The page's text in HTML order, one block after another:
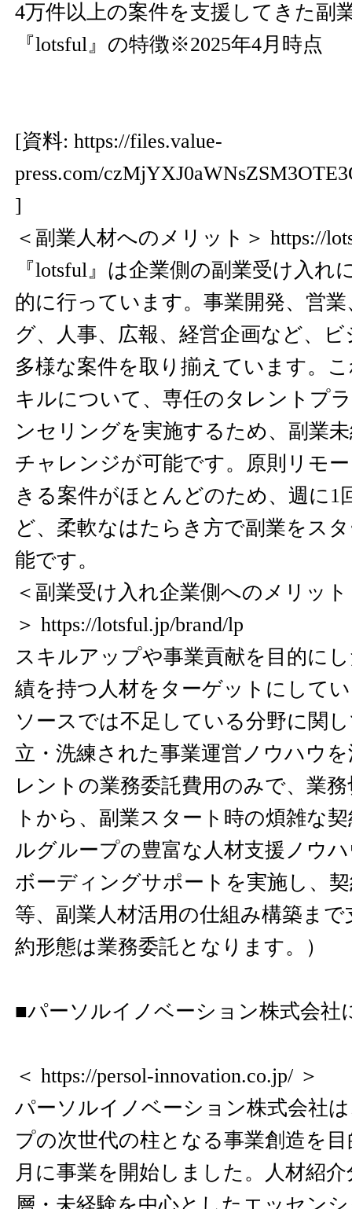
4万件以上の案件を支援してきた副
『lotsful』の特徴※2025年4月時点
[資料: https://files.value-
press.com/
]
＜副業人材へのメリット＞ https://
『lotsful』は企業側の副業受け入れ
的に行っています。事業開発、営
グ、人事、広報、経営企画など、
多様な案件を取り揃えています。
キルについて、専任のタレントプ
ンセリングを実施するため、副業
チャレンジが可能です。原則リモ
きる案件がほとんどのため、週に1
ど、柔軟なはたらき方で副業をス
能です。
＜副業受け入れ企業側へのメリット
＞ https://lotsful.jp/brand/lp
スキルアップや事業貢献を目的に
績を持つ人材をターゲットにして
ソースでは不足している分野に関
立・洗練された事業運営ノウハウ
レントの業務委託費用のみで、業
トから、副業スタート時の煩雑な
ルグループの豊富な人材支援ノウ
ボーディングサポートを実施し、
等、副業人材活用の仕組み構築ま
約形態は業務委託となります。）
■パーソルイノベーション株式会社
＜ https://persol-innovation.co.jp/ ＞
パーソルイノベーション株式会社
プの次世代の柱となる事業創造を目
月に事業を開始しました。人材紹